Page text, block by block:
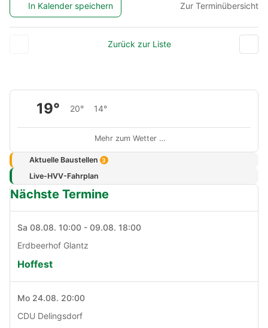
In Kalender speichern Zur Terminübersicht
Zurück zur Liste
19° 20° 14°
Mehr zum Wetter …
Aktuelle Baustellen 3
Live-HVV-Fahrplan
Nächste Termine
Sa 08.08. 10:00 - 09.08. 18:00
Erdbeerhof Glantz
Hoffest
Mo 24.08. 20:00
CDU Delingsdorf